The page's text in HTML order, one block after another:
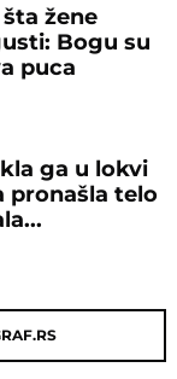
žene
Bogu su
puca
ga u lokvi
pronašla telo